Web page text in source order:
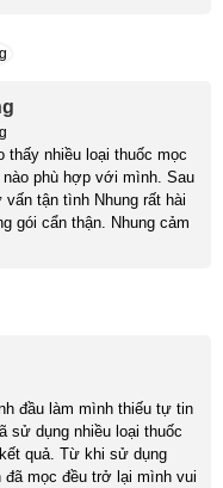
thấy nhiều loại thuốc mọc
phù hợp với mình. Sau
tận tình Nhung rất hài
gói cẩn thận. Nhung cảm
đầu làm mình thiếu tự tin
sử dụng nhiều loại thuốc
quả. Từ khi sử dụng
mọc đều trở lại mình vui